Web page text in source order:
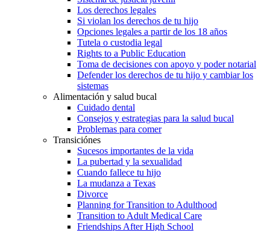
Los derechos legales
Si violan los derechos de tu hijo
Opciones legales a partir de los 18 años
Tutela o custodia legal
Rights to a Public Education
Toma de decisiones con apoyo y poder notarial
Defender los derechos de tu hijo y cambiar los
sistemas
Alimentación y salud bucal
Cuidado dental
Consejos y estrategias para la salud bucal
Problemas para comer
Transiciónes
Sucesos importantes de la vida
La pubertad y la sexualidad
Cuando fallece tu hijo
La mudanza a Texas
Divorce
Planning for Transition to Adulthood
Transition to Adult Medical Care
Friendships After High School